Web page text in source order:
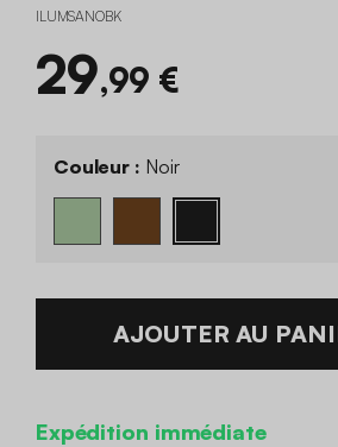
ILUMSANOBK
29,99 €
Couleur : Noir
AJOUTER AU
Expédition immédiate